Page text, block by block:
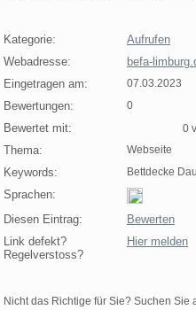
Kategorie:
Aufrufen
Webadresse:
befa-
Eingetragen am:
07.03.2023
Bewertungen: 0
Bewertet mit: 0
Thema: Webseite
Keywords: Bettdecke
Sprachen:
Diesen Eintrag:
Bewerten
Link defekt?
Regelverstoss?
Hier melden
Nicht das Richtige für Sie? Suchen Sie